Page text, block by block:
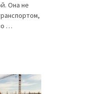
Она не
…